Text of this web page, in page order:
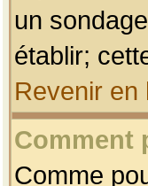
un
établir;
Revenir en
Comment
Comme